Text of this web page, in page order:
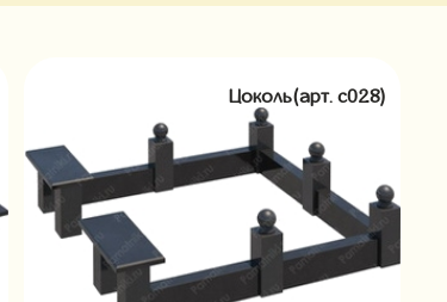
Цоколь(арт. c028)